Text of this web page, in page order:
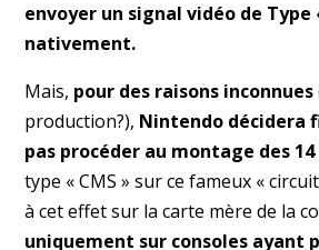
envoyer un signal vidéo de Type
nativement.
Mais, pour des raisons inconnues
production?), Nintendo décidera
pas procéder au montage des
type « CMS » sur ce fameux «
à cet effet sur la carte mère de la
uniquement sur consoles ayant